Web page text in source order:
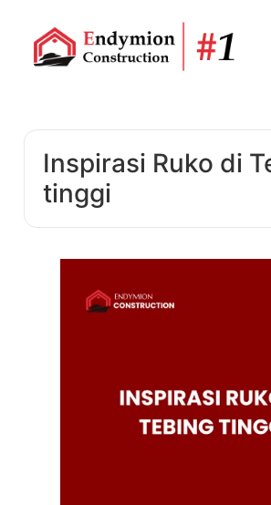
Inspirasi Ruko di
tinggi